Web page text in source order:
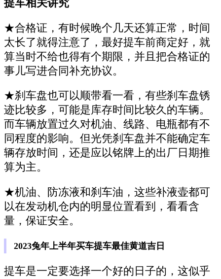
提车相关讲究
★合格证，有时候晚个几天还算正常，时间
太长了就得注意了，最好提车前商定好，就
算当时不给也得有个期限，并且把合格证的
事儿写进合同补充协议。
★刹车盘也可以顺带看一看，有些刹车盘锈
迹比较多，可能是库存时间比较久的车辆。
而车辆放置过久对机油、线路、电瓶都有不
同程度的影响。但光凭刹车盘并不能确定车
辆存放时间，还是应以铭牌上的出厂日期推
算为主。
★机油、防冻液和刹车油，这些补液壶都可
以在发动机仓内的明显位置看到，看看含
量，保证安全。
2023兔年上半年买车提车最佳黄道吉日
提车是一定要选择一个好的日子的，这似乎